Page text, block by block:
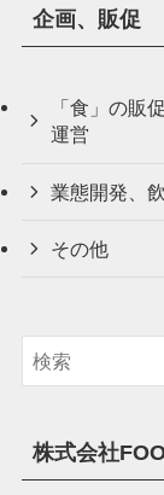
企画、販促
「食」の販
運営
業態開発、
その他
株式会社